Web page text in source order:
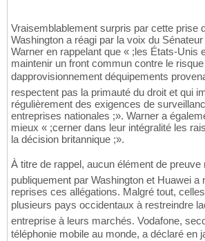
Vraisemblablement surpris par cette prise
Washington a réagi par la voix du
Warner en rappelant que « ;les États-Unis
maintenir un front commun contre le
dapprovisionnement déquipements
respectent pas la primauté du droit et qui
régulièrement des exigences de
entreprises nationales ;». Warner a
mieux « ;cerner dans leur intégralité les
la décision britannique ;».
À titre de rappel, aucun élément de preuve
publiquement par Washington et Huawei a
reprises ces allégations. Malgré tout,
plusieurs pays occidentaux à restreindre
entreprise à leurs marchés. Vodafone,
téléphonie mobile au monde, a déclaré en